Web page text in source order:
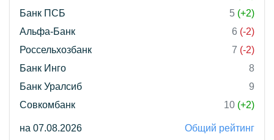
Банк ПСБ
5 (+2)
Альфа-Банк
6 (-2)
Россельхозбанк
7 (-2)
Банк Инго
8
Банк Уралсиб
9
Совкомбанк
10 (+2)
на 07.08.2026 Общий рейтинг